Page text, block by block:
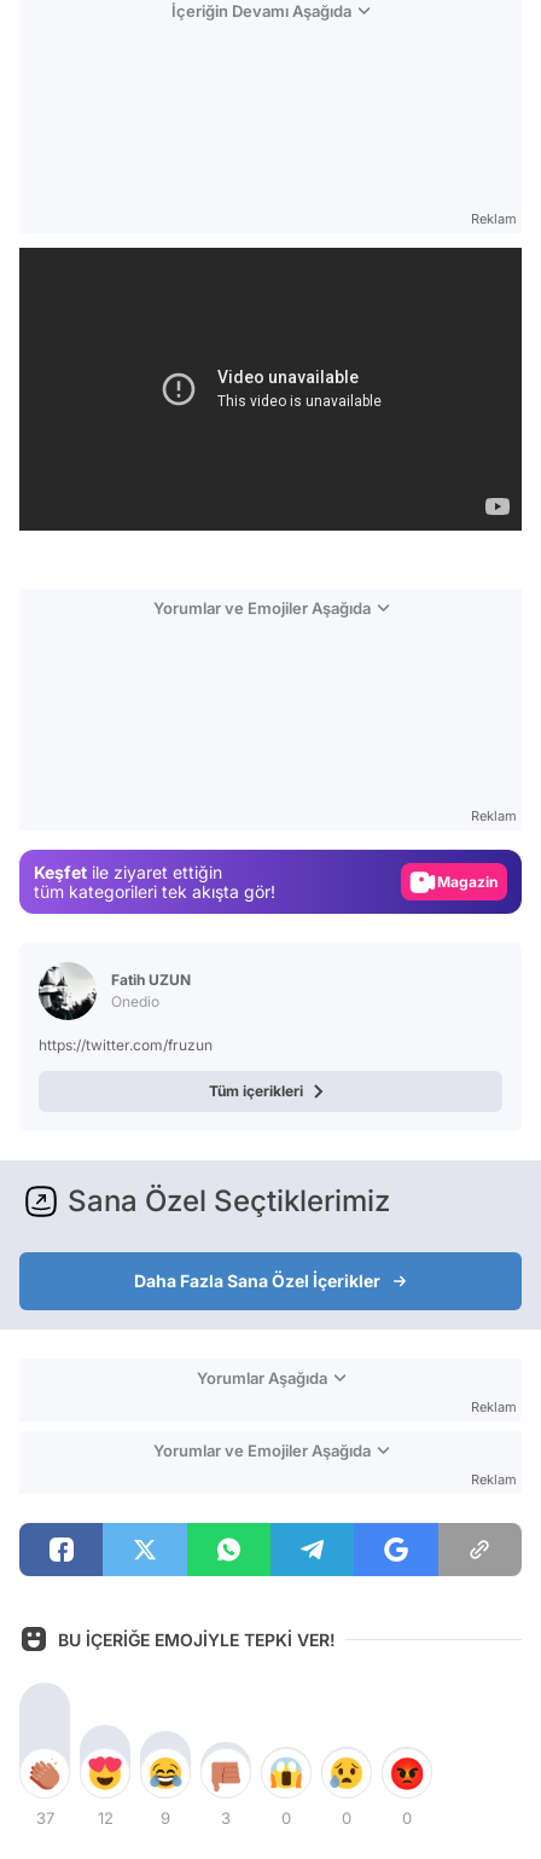
İçeriğin Devamı Aşağıda
Reklam
Yorumlar ve Emojiler Aşağıda
Reklam
Keşfet ile ziyaret ettiğin
tüm kategorileri tek akışta gör!
Magazin
Fatih UZUN
Onedio
https://twitter.com/fruzun
Tüm içerikleri
Sana Özel Seçtiklerimiz
Daha Fazla Sana Özel İçerikler
Yorumlar Aşağıda
Reklam
Yorumlar ve Emojiler Aşağıda
Reklam
BU İÇERİĞE EMOJİYLE TEPKİ VER!
37 12 9 3 0 0 0